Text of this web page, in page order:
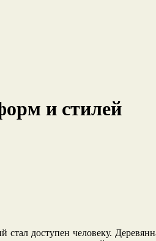
и стилей
доступен человеку.